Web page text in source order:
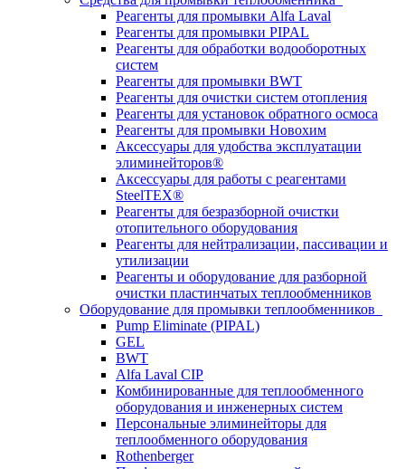
Реагенты для промывки Alfa Laval
Реагенты для промывки PIPAL
Реагенты для обработки водооборотных
систем
Реагенты для промывки BWT
Реагенты для очистки систем отопления
Реагенты для установок обратного осмоса
Реагенты для промывки Новохим
Аксессуары для удобства эксплуатации
элиминейторов®
Аксессуары для работы с реагентами
SteelTEX®
Реагенты для безразборной очистки
отопительного оборудования
Реагенты для нейтрализации, пассивации и
утилизации
Реагенты и оборудование для разборной
очистки пластинчатых теплообменников
Оборудование для промывки теплообменников
Pump Eliminate (PIPAL)
GEL
BWT
Alfa Laval CIP
Комбинированные для теплообменного
оборудования и инженерных систем
Персональные элиминейторы для
теплообменного оборудования
Rothenberger